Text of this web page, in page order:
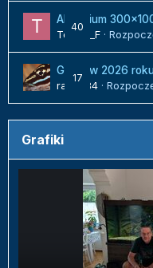
40
Akwarium
Tomek_F ·
17
Gdzie w 2026
radek84 ·
Grafiki